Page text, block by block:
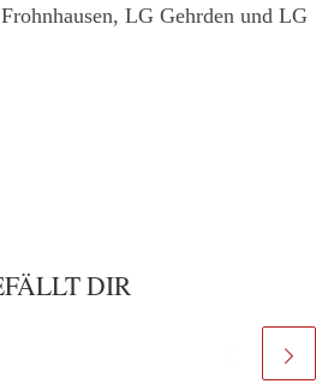
LG Gehrden und LG
DIR